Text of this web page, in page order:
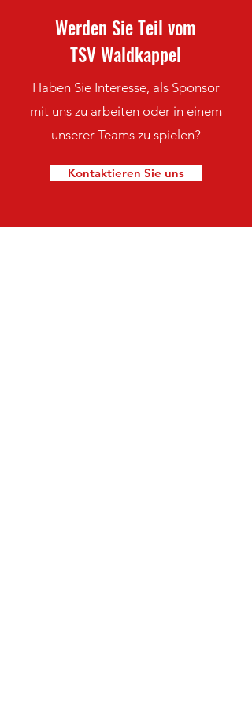
Werden Sie Teil vom
TSV Waldkappel
Haben Sie Interesse, als Sponsor
mit uns zu arbeiten oder in einem
unserer Teams zu spielen?
Kontaktieren Sie uns